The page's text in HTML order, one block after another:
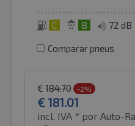
C B 72 dB
Comparar pneus
€ 184.70 -2%
€181.01
incl. IVA * por Auto-